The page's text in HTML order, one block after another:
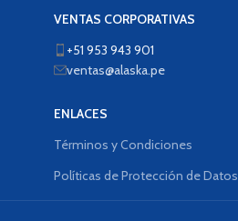
VENTAS CORPORATIVAS
+51 953 943 901
ventas@alaska.pe
ENLACES
Términos y Condiciones
Políticas de Protección de Datos